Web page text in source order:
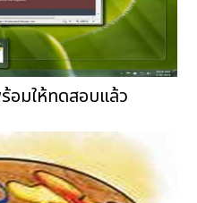
อมให้ทดสอบแล้ว